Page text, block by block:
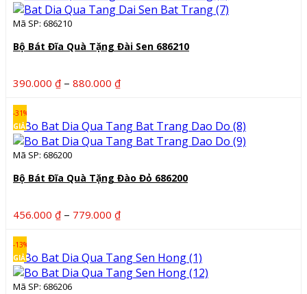
Mã SP: 686210
Bộ Bát Đĩa Quà Tặng Đài Sen 686210
390.000 ₫ – 880.000 ₫Khoảng
390.000 ₫
đến
-31%
GIẢM
Mã SP: 686200
Bộ Bát Đĩa Quà Tặng Đào Đỏ 686200
456.000 ₫ – 779.000 ₫Khoảng
456.000 ₫
đến
-13%
GIẢM
Mã SP: 686206